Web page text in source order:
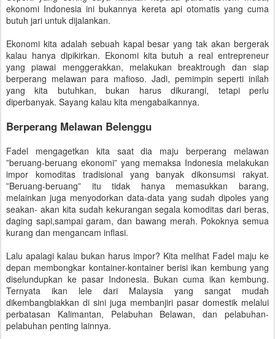
ekonomi Indonesia ini bukannya kereta api otomatis yang cuma
butuh jari untuk dijalankan.
Ekonomi kita adalah sebuah kapal besar yang tak akan bergerak
kalau hanya dipikirkan. Ekonomi kita butuh a real entrepreneur
yang piawai menggerakkan, melakukan breaktrough dan siap
berperang melawan para mafioso. Jadi, pemimpin seperti inilah
yang kita butuhkan, bukan harus dikurangi, tetapi perlu
diperbanyak. Sayang kalau kita mengabaikannya.
Berperang Melawan Belenggu
Fadel mengagetkan kita saat dia maju berperang melawan
”beruang-beruang ekonomi” yang memaksa Indonesia melakukan
impor komoditas tradisional yang banyak dikonsumsi rakyat.
”Beruang-beruang” itu tidak hanya memasukkan barang,
melainkan juga menyodorkan data-data yang sudah dipoles yang
seakan- akan kita sudah kekurangan segala komoditas dari beras,
daging sapi,sampai garam, dan bawang merah. Pokoknya semua
kurang dan mengancam inflasi.
Lalu apalagi kalau bukan harus impor? Kita melihat Fadel maju ke
depan membongkar kontainer-kontainer berisi ikan kembung yang
diselundupkan ke pasar Indonesia. Bukan cuma ikan kembung.
Ternyata ikan lele dari Malaysia yang sangat mudah
dikembangbiakkan di sini juga membanjiri pasar domestik melalui
perbatasan Kalimantan, Pelabuhan Belawan, dan pelabuhan-
pelabuhan penting lainnya.